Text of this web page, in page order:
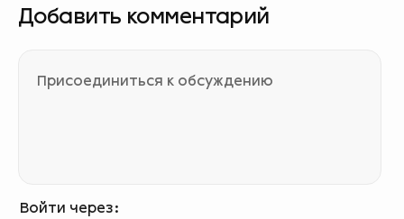
Добавить комментарий
Войти через